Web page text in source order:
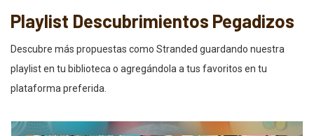
Playlist Descubrimientos Pegadizos
Descubre más propuestas como Stranded guardando nuestra
playlist en tu biblioteca o agregándola a tus favoritos en tu
plataforma preferida.